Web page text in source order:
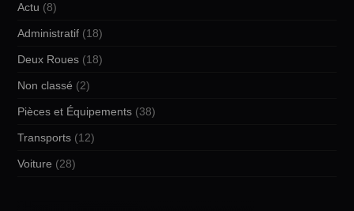
Actu (8)
Administratif (18)
Deux Roues (18)
Non classé (2)
Pièces et Équipements (38)
Transports (12)
Voiture (28)